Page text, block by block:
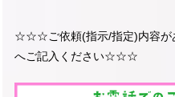
☆☆☆ご依頼(指示/指定)内容が
へご記入ください☆☆☆